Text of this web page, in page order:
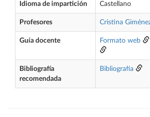
Idioma de impartición Castellano
Profesores Cristina
Guía docente Formato web
Bibliografía
recomendada
Bibliografía